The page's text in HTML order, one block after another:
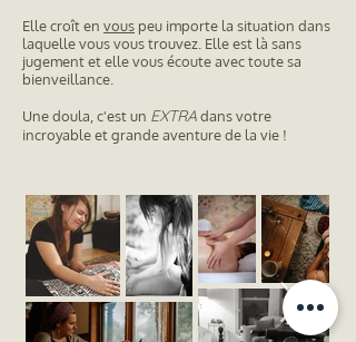
Elle croît en vous peu importe la situation dans
laquelle vous vous trouvez. Elle est là sans
jugement et elle vous écoute avec toute sa
bienveillance.
Une doula, c'est un EXTRAdans votre
incroyable et grande aventure de la vie !